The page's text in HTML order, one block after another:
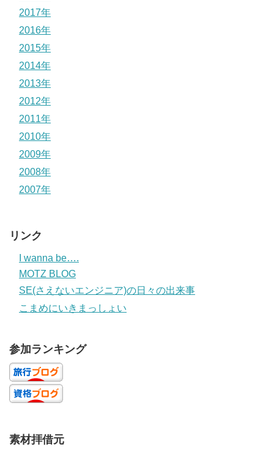
2017年
2016年
2015年
2014年
2013年
2012年
2011年
2010年
2009年
2008年
2007年
リンク
I wanna be….
MOTZ BLOG
SE(さえないエンジニア)の日々の出来事
こまめにいきまっしょい
参加ランキング
素材拝借元